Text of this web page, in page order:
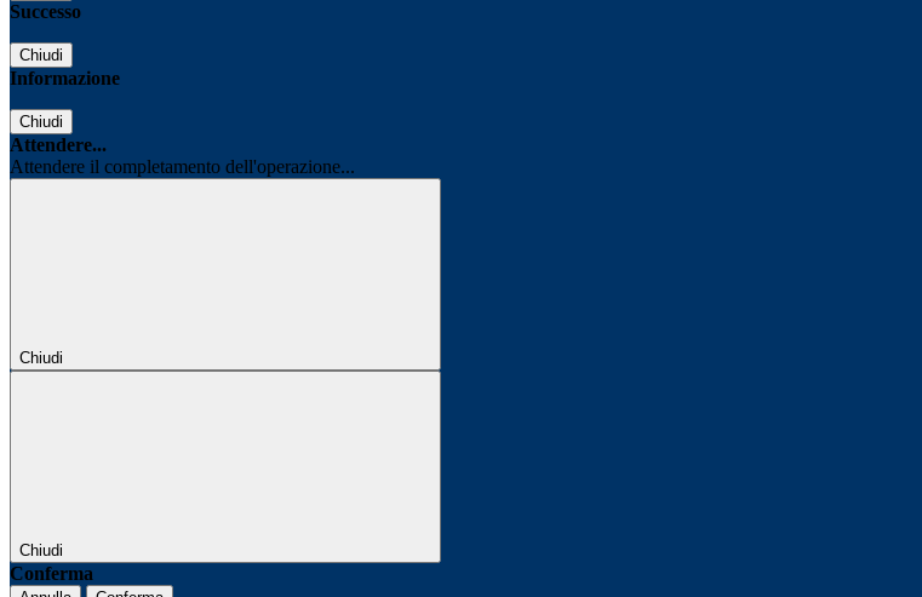
Successo
Chiudi
Informazione
Chiudi
Attendere...
Attendere il completamento dell'operazione...
Chiudi
Chiudi
Conferma